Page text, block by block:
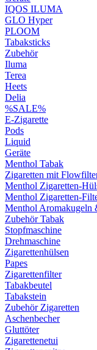
IQOS ILUMA
GLO Hyper
PLOOM
Tabaksticks
Zubehör
Iluma
Terea
Heets
Delia
%SALE%
E-Zigarette
Pods
Liquid
Geräte
Menthol Tabak
Zigaretten mit
Menthol Zigaretten-
Menthol Zigaretten-
Menthol Aromakugeln
Zubehör Tabak
Stopfmaschine
Drehmaschine
Zigarettenhülsen
Papes
Zigarettenfilter
Tabakbeutel
Tabakstein
Zubehör Zigaretten
Aschenbecher
Gluttöter
Zigarettenetui